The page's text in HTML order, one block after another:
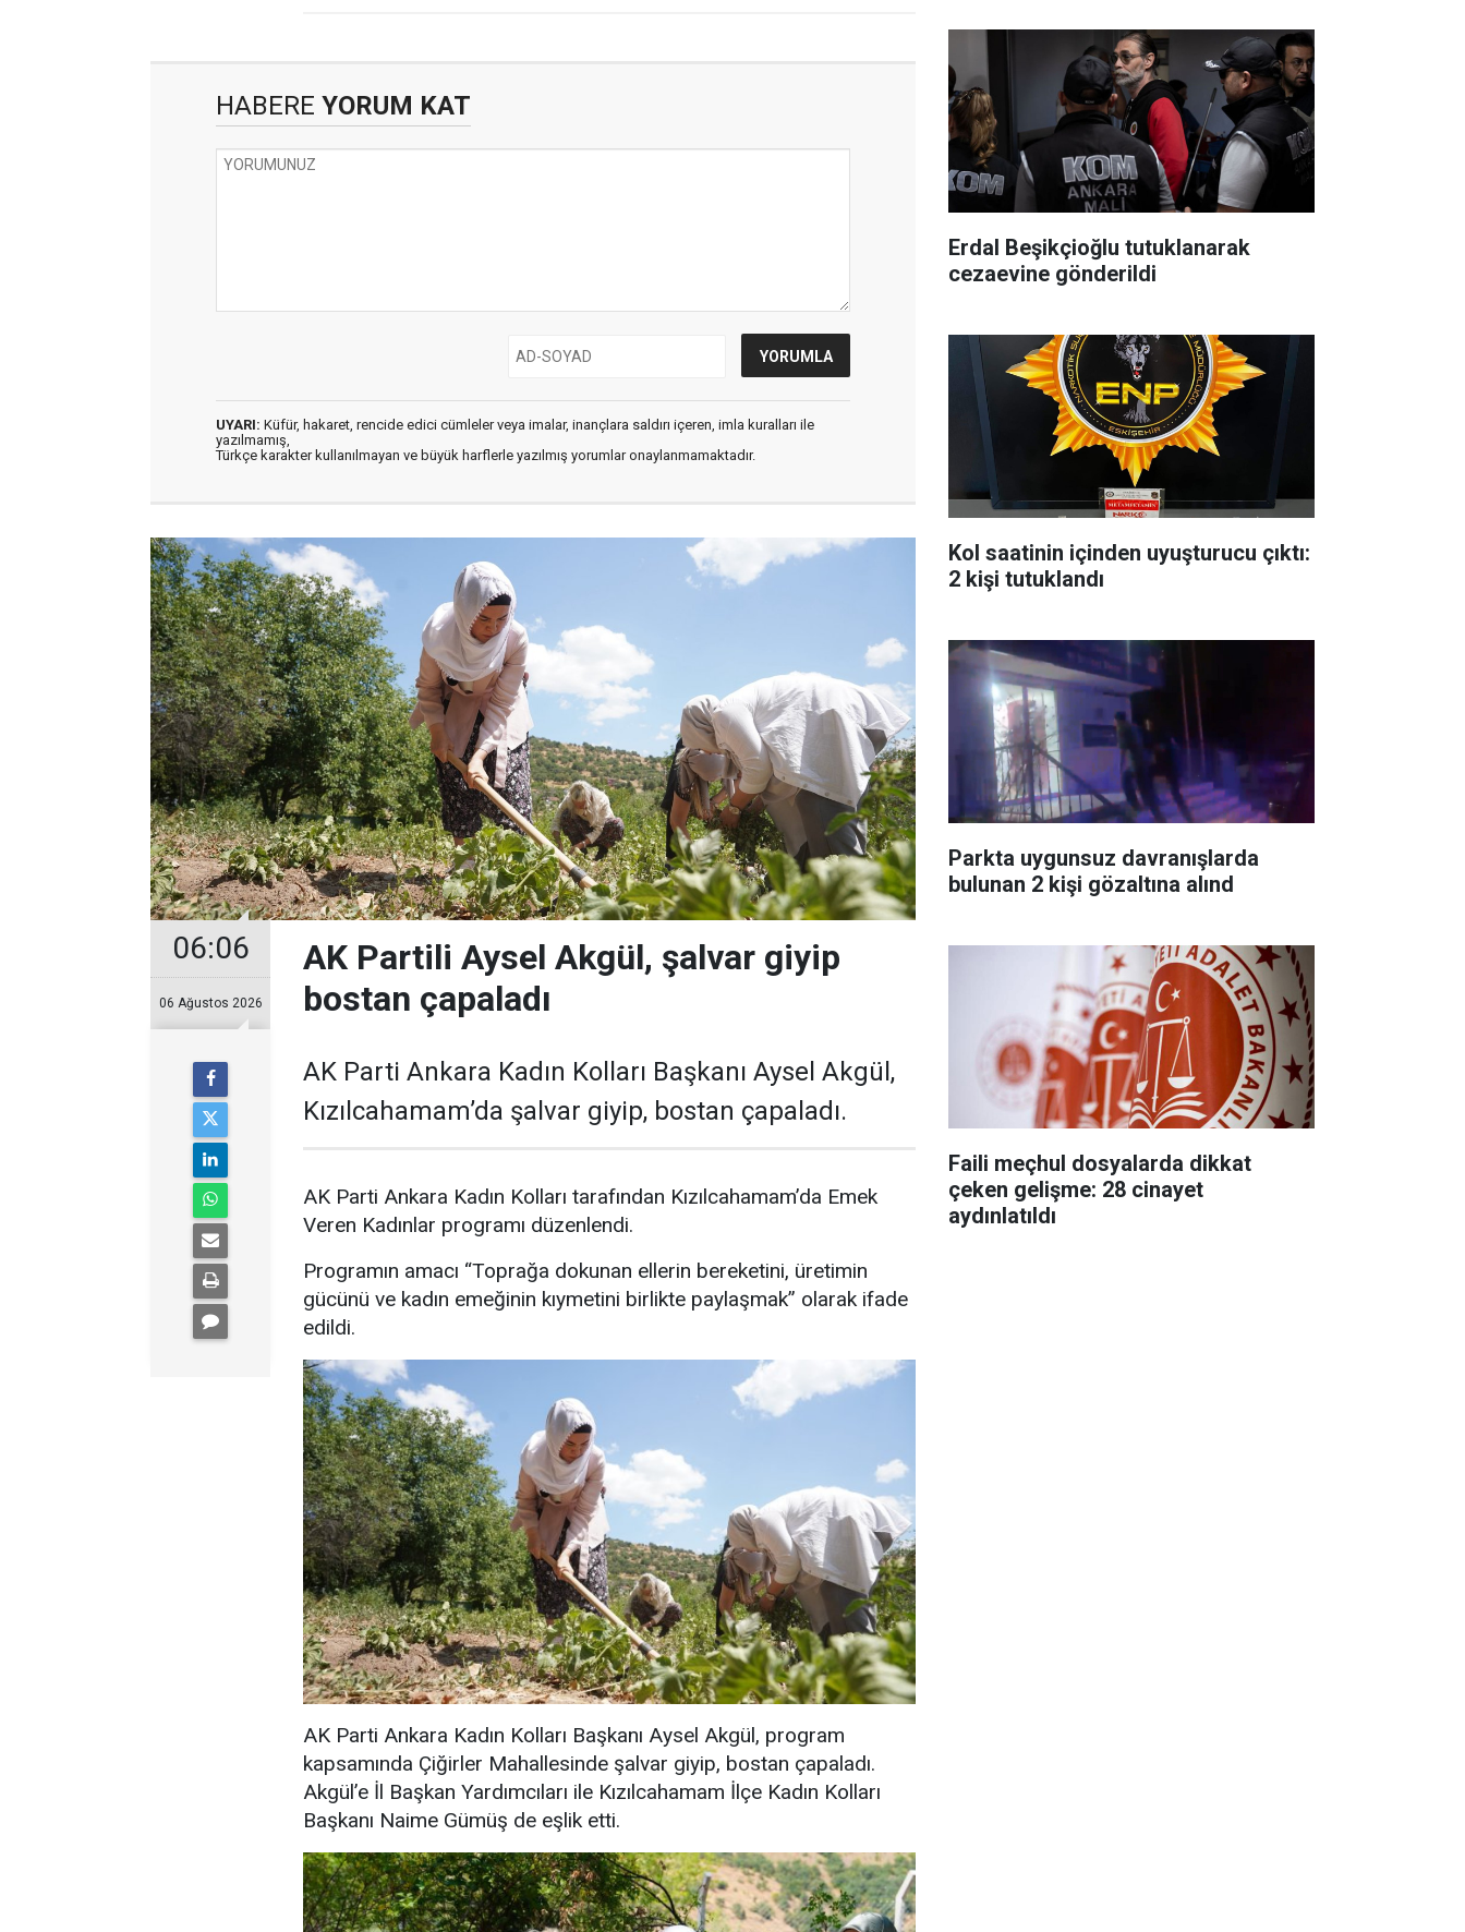
HABERE YORUM KAT
UYARI: Küfür, hakaret, rencide edici cümleler veya imalar, inançlara saldırı içeren, imla kuralları ile
yazılmamış,
Türkçe karakter kullanılmayan ve büyük harflerle yazılmış yorumlar onaylanmamaktadır.
06:06
06 Ağustos 2026
AK Partili Aysel Akgül, şalvar giyip
bostan çapaladı
AK Parti Ankara Kadın Kolları Başkanı Aysel Akgül,
Kızılcahamam’da şalvar giyip, bostan çapaladı.
AK Parti Ankara Kadın Kolları tarafından Kızılcahamam’da Emek
Veren Kadınlar programı düzenlendi.
Programın amacı “Toprağa dokunan ellerin bereketini, üretimin
gücünü ve kadın emeğinin kıymetini birlikte paylaşmak” olarak ifade
edildi.
AK Parti Ankara Kadın Kolları Başkanı Aysel Akgül, program
kapsamında Çiğirler Mahallesinde şalvar giyip, bostan çapaladı.
Akgül’e İl Başkan Yardımcıları ile Kızılcahamam İlçe Kadın Kolları
Başkanı Naime Gümüş de eşlik etti.
Erdal Beşikçioğlu tutuklanarak
cezaevine gönderildi
Kol saatinin içinden uyuşturucu çıktı:
2 kişi tutuklandı
Parkta uygunsuz davranışlarda
bulunan 2 kişi gözaltına alınd
Faili meçhul dosyalarda dikkat
çeken gelişme: 28 cinayet
aydınlatıldı